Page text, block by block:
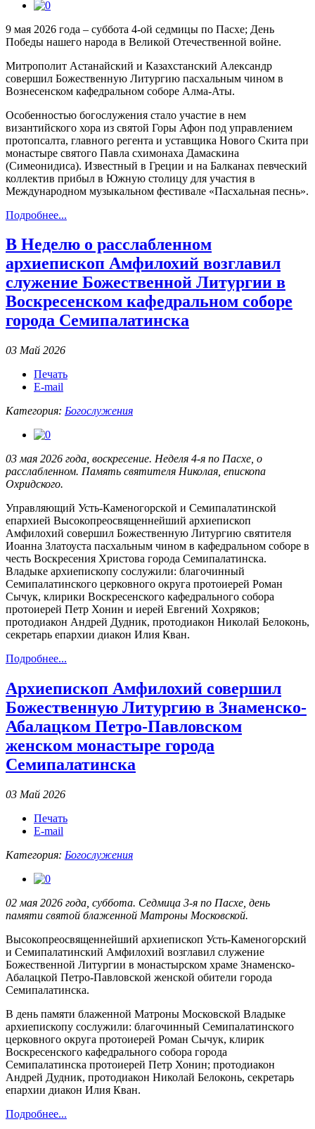
9 мая 2026 года – суббота 4-ой седмицы по Пасхе; День
Победы нашего народа в Великой Отечественной войне.
Митрополит Астанайский и Казахстанский Александр
совершил Божественную Литургию пасхальным чином в
Вознесенском кафедральном соборе Алма-Аты.
Особенностью богослужения стало участие в нем
византийского хора из святой Горы Афон под управлением
протопсалта, главного регента и уставщика Нового Скита при
монастыре святого Павла схимонаха Дамаскина
(Симеонидиса). Известный в Греции и на Балканах певческий
коллектив прибыл в Южную столицу для участия в
Международном музыкальном фестивале «Пасхальная песнь».
Подробнее...
В Неделю о расслабленном
архиепископ Амфилохий возглавил
служение Божественной Литургии в
Воскресенском кафедральном соборе
города Семипалатинска
03 Май 2026
Печать
E-mail
Категория: Богослужения
03 мая 2026 года, воскресение. Неделя 4-я по Пасхе, о
расслабленном. Память святителя Николая, епископа
Охридского.
Управляющий Усть-Каменогорской и Семипалатинской
епархией Высокопреосвященнейший архиепископ
Амфилохий совершил Божественную Литургию святителя
Иоанна Златоуста пасхальным чином в кафедральном соборе в
честь Воскресения Христова города Семипалатинска.
Владыке архиепископу сослужили: благочинный
Семипалатинского церковного округа протоиерей Роман
Сычук, клирики Воскресенского кафедрального собора
протоиерей Петр Хонин и иерей Евгений Хохряков;
протодиакон Андрей Дудник, протодиакон Николай Белоконь,
секретарь епархии диакон Илия Кван.
Подробнее...
Архиепископ Амфилохий совершил
Божественную Литургию в Знаменско-
Абалацком Петро-Павловском
женском монастыре города
Семипалатинска
03 Май 2026
Печать
E-mail
Категория: Богослужения
02 мая 2026 года, суббота. Седмица 3-я по Пасхе, день
памяти святой блаженной Матроны Московской.
Высокопреосвященнейший архиепископ Усть-Каменогорский
и Семипалатинский Амфилохий возглавил служение
Божественной Литургии в монастырском храме Знаменско-
Абалацкой Петро-Павловской женской обители города
Семипалатинска.
В день памяти блаженной Матроны Московской Владыке
архиепископу сослужили: благочинный Семипалатинского
церковного округа протоиерей Роман Сычук, клирик
Воскресенского кафедрального собора города
Семипалатинска протоиерей Петр Хонин; протодиакон
Андрей Дудник, протодиакон Николай Белоконь, секретарь
епархии диакон Илия Кван.
Подробнее...